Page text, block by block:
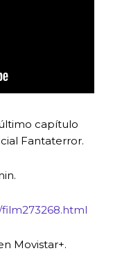
capítulo
Fantaterror.
Movistar+.